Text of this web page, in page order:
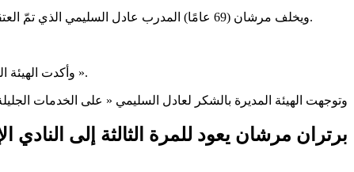
ويخلف مرشان (69 عامًا) المدرب عادل السليمي الذي تمّ العتقد معه في بداية شهر ماي الماضي. وأشرف السليمي، على 8 مبارياتٍ أجراهاخلال فترة إشرافه على حظوظ الأحمر والأبيض.
وأكدت الهيئة المديرة أنّه « تمّ التعاقد مع المدرب مرشان ليكون مدرّبًا أول، ومسؤولًا رياضيًا أول على رأس فريق أكابر كرة القدم خلفًا للسيد عادل السليمي ».
وتوجهت الهيئة المديرة بالشكر لعادل السليمي « على الخدمات
برتران مرشان يعود للمرة الثالثة إلى النادي